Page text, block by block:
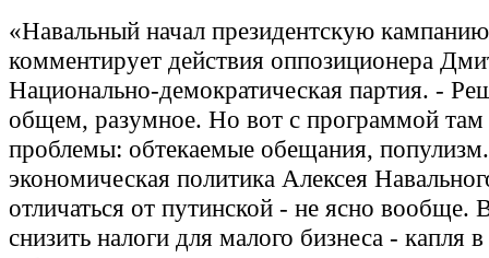
«Навальный начал президентскую
комментирует действия оппозиционера
Национально-демократическая партия. -
общем, разумное. Но вот с программой
проблемы: обтекаемые обещания,
экономическая политика Алексея
отличаться от путинской - не ясно вообще.
снизить налоги для малого бизнеса - капля